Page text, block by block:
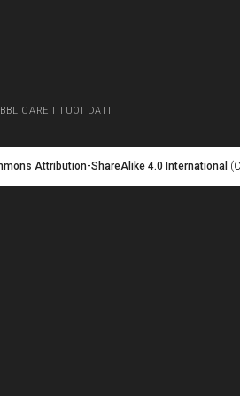
I TUOI DATI
Attribution-ShareAlike 4.0 International